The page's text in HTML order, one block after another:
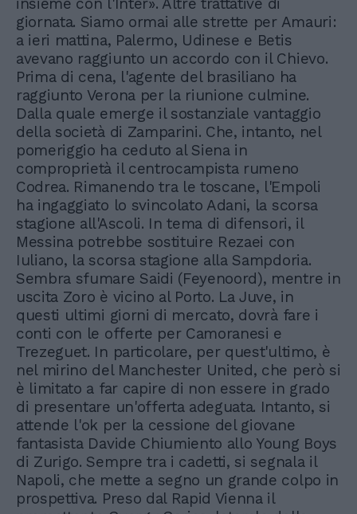
insieme con l'Inter». Altre trattative di
giornata. Siamo ormai alle strette per Amauri:
a ieri mattina, Palermo, Udinese e Betis
avevano raggiunto un accordo con il Chievo.
Prima di cena, l'agente del brasiliano ha
raggiunto Verona per la riunione culmine.
Dalla quale emerge il sostanziale vantaggio
della società di Zamparini. Che, intanto, nel
pomeriggio ha ceduto al Siena in
comproprietà il centrocampista rumeno
Codrea. Rimanendo tra le toscane, l'Empoli
ha ingaggiato lo svincolato Adani, la scorsa
stagione all'Ascoli. In tema di difensori, il
Messina potrebbe sostituire Rezaei con
Iuliano, la scorsa stagione alla Sampdoria.
Sembra sfumare Saidi (Feyenoord), mentre in
uscita Zoro è vicino al Porto. La Juve, in
questi ultimi giorni di mercato, dovrà fare i
conti con le offerte per Camoranesi e
Trezeguet. In particolare, per quest'ultimo, è
nel mirino del Manchester United, che però si
è limitato a far capire di non essere in grado
di presentare un'offerta adeguata. Intanto, si
attende l'ok per la cessione del giovane
fantasista Davide Chiumiento allo Young Boys
di Zurigo. Sempre tra i cadetti, si segnala il
Napoli, che mette a segno un grande colpo in
prospettiva. Preso dal Rapid Vienna il